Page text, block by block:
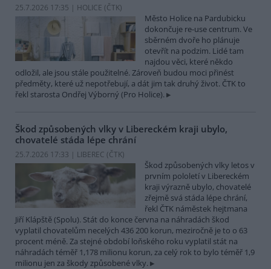
25.7.2026 17:35 | HOLICE (ČTK)
Město Holice na Pardubicku
dokončuje re-use centrum. Ve
sběrném dvoře ho plánuje
otevřít na podzim. Lidé tam
najdou věci, které někdo
odložil, ale jsou stále použitelné. Zároveň budou moci přinést
předměty, které už nepotřebují, a dát jim tak druhý život. ČTK to
řekl starosta Ondřej Výborný (Pro Holice).
Škod způsobených vlky v Libereckém kraji ubylo,
chovatelé stáda lépe chrání
25.7.2026 17:33 | LIBEREC (ČTK)
Škod způsobených vlky letos v
prvním pololetí v Libereckém
kraji výrazně ubylo, chovatelé
zřejmě svá stáda lépe chrání,
řekl ČTK náměstek hejtmana
Jiří Klápště (Spolu). Stát do konce června na náhradách škod
vyplatil chovatelům necelých 436 200 korun, meziročně je to o 63
procent méně. Za stejné období loňského roku vyplatil stát na
náhradách téměř 1,178 milionu korun, za celý rok to bylo téměř 1,9
milionu jen za škody způsobené vlky.